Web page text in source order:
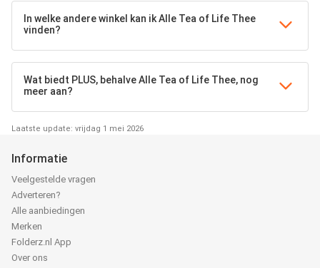
In welke andere winkel kan ik Alle Tea of Life Thee
vinden?
Wat biedt PLUS, behalve Alle Tea of Life Thee, nog
meer aan?
Laatste update: vrijdag 1 mei 2026
Informatie
Veelgestelde vragen
Adverteren?
Alle aanbiedingen
Merken
Folderz.nl App
Over ons